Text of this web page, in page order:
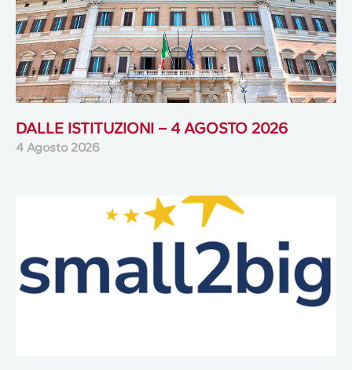
DALLE ISTITUZIONI – 4 AGOSTO 2026
4 Agosto 2026